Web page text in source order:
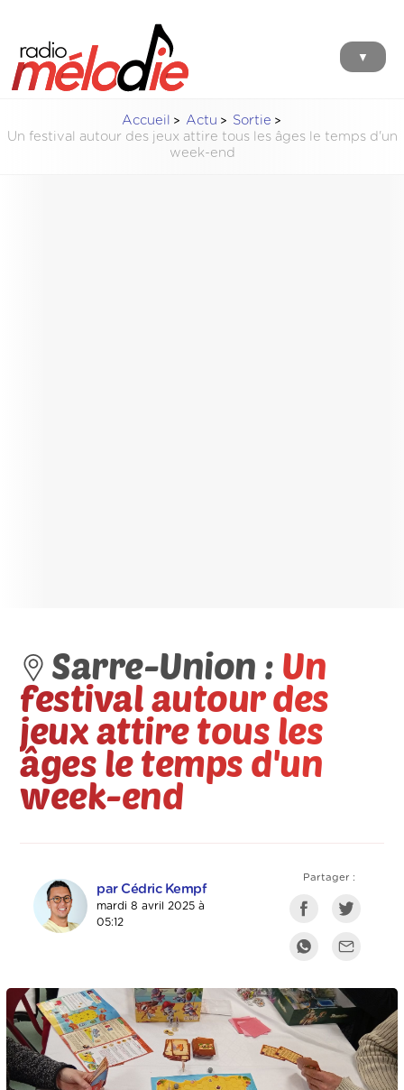
▼
Accueil Actu
Sortie
Un festival autour des jeux attire tous les âges le temps d'un
week-end
Sarre-Union : Un
festival autour des
jeux attire tous les
âges le temps d'un
week-end
par Cédric Kempf
mardi 8 avril 2025 à
05:12
Partager :